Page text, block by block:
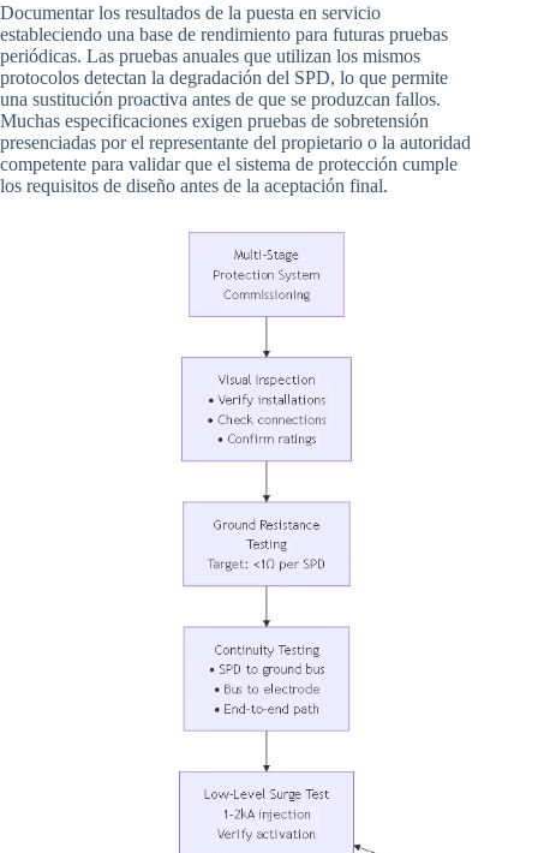
Documentar los resultados de la puesta en servicio
estableciendo una base de rendimiento para futuras pruebas
periódicas. Las pruebas anuales que utilizan los mismos
protocolos detectan la degradación del SPD, lo que permite
una sustitución proactiva antes de que se produzcan fallos.
Muchas especificaciones exigen pruebas de sobretensión
presenciadas por el representante del propietario o la autoridad
competente para validar que el sistema de protección cumple
los requisitos de diseño antes de la aceptación final.